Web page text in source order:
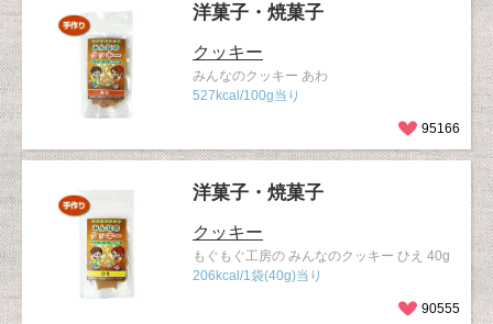
洋菓子・焼菓子
クッキー
みんなのクッキー あわ
527kcal/100g当り
95166
洋菓子・焼菓子
クッキー
もぐもぐ工房の みんなのクッキー ひえ 40g
206kcal/1袋(40g)当り
90555